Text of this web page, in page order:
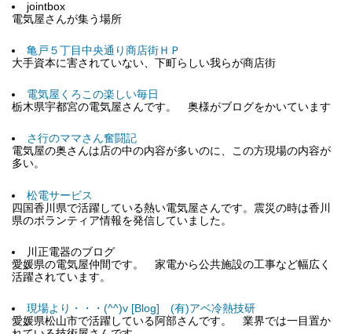
jointbox
電気屋さんが集う場所
亀戸５丁目中央通り商店街ＨＰ
大手資本に害されていない、下町らしい我らが商店街
電気屋くろこの楽しい毎日
栃木県宇都宮の電気屋さんです。 奥様がブログをかいています
さ行のママさん奮闘記
電気屋の奥さんは店の中の内容が多いのに、この方現場の内容が
多い。
松電サービス
四国香川県で活躍している熱い電気屋さんです。震災の時は香川
県のボランティア情報を発信していました。
川正電器のブログ
愛媛県の電気屋仲間です。 家電から公共施設の工事など幅広く
活躍されています。
現場より・・・(^^)v [Blog] (有)アベ冷熱技研
愛媛県松山市で活躍している阿部さんです。 業界では一目置か